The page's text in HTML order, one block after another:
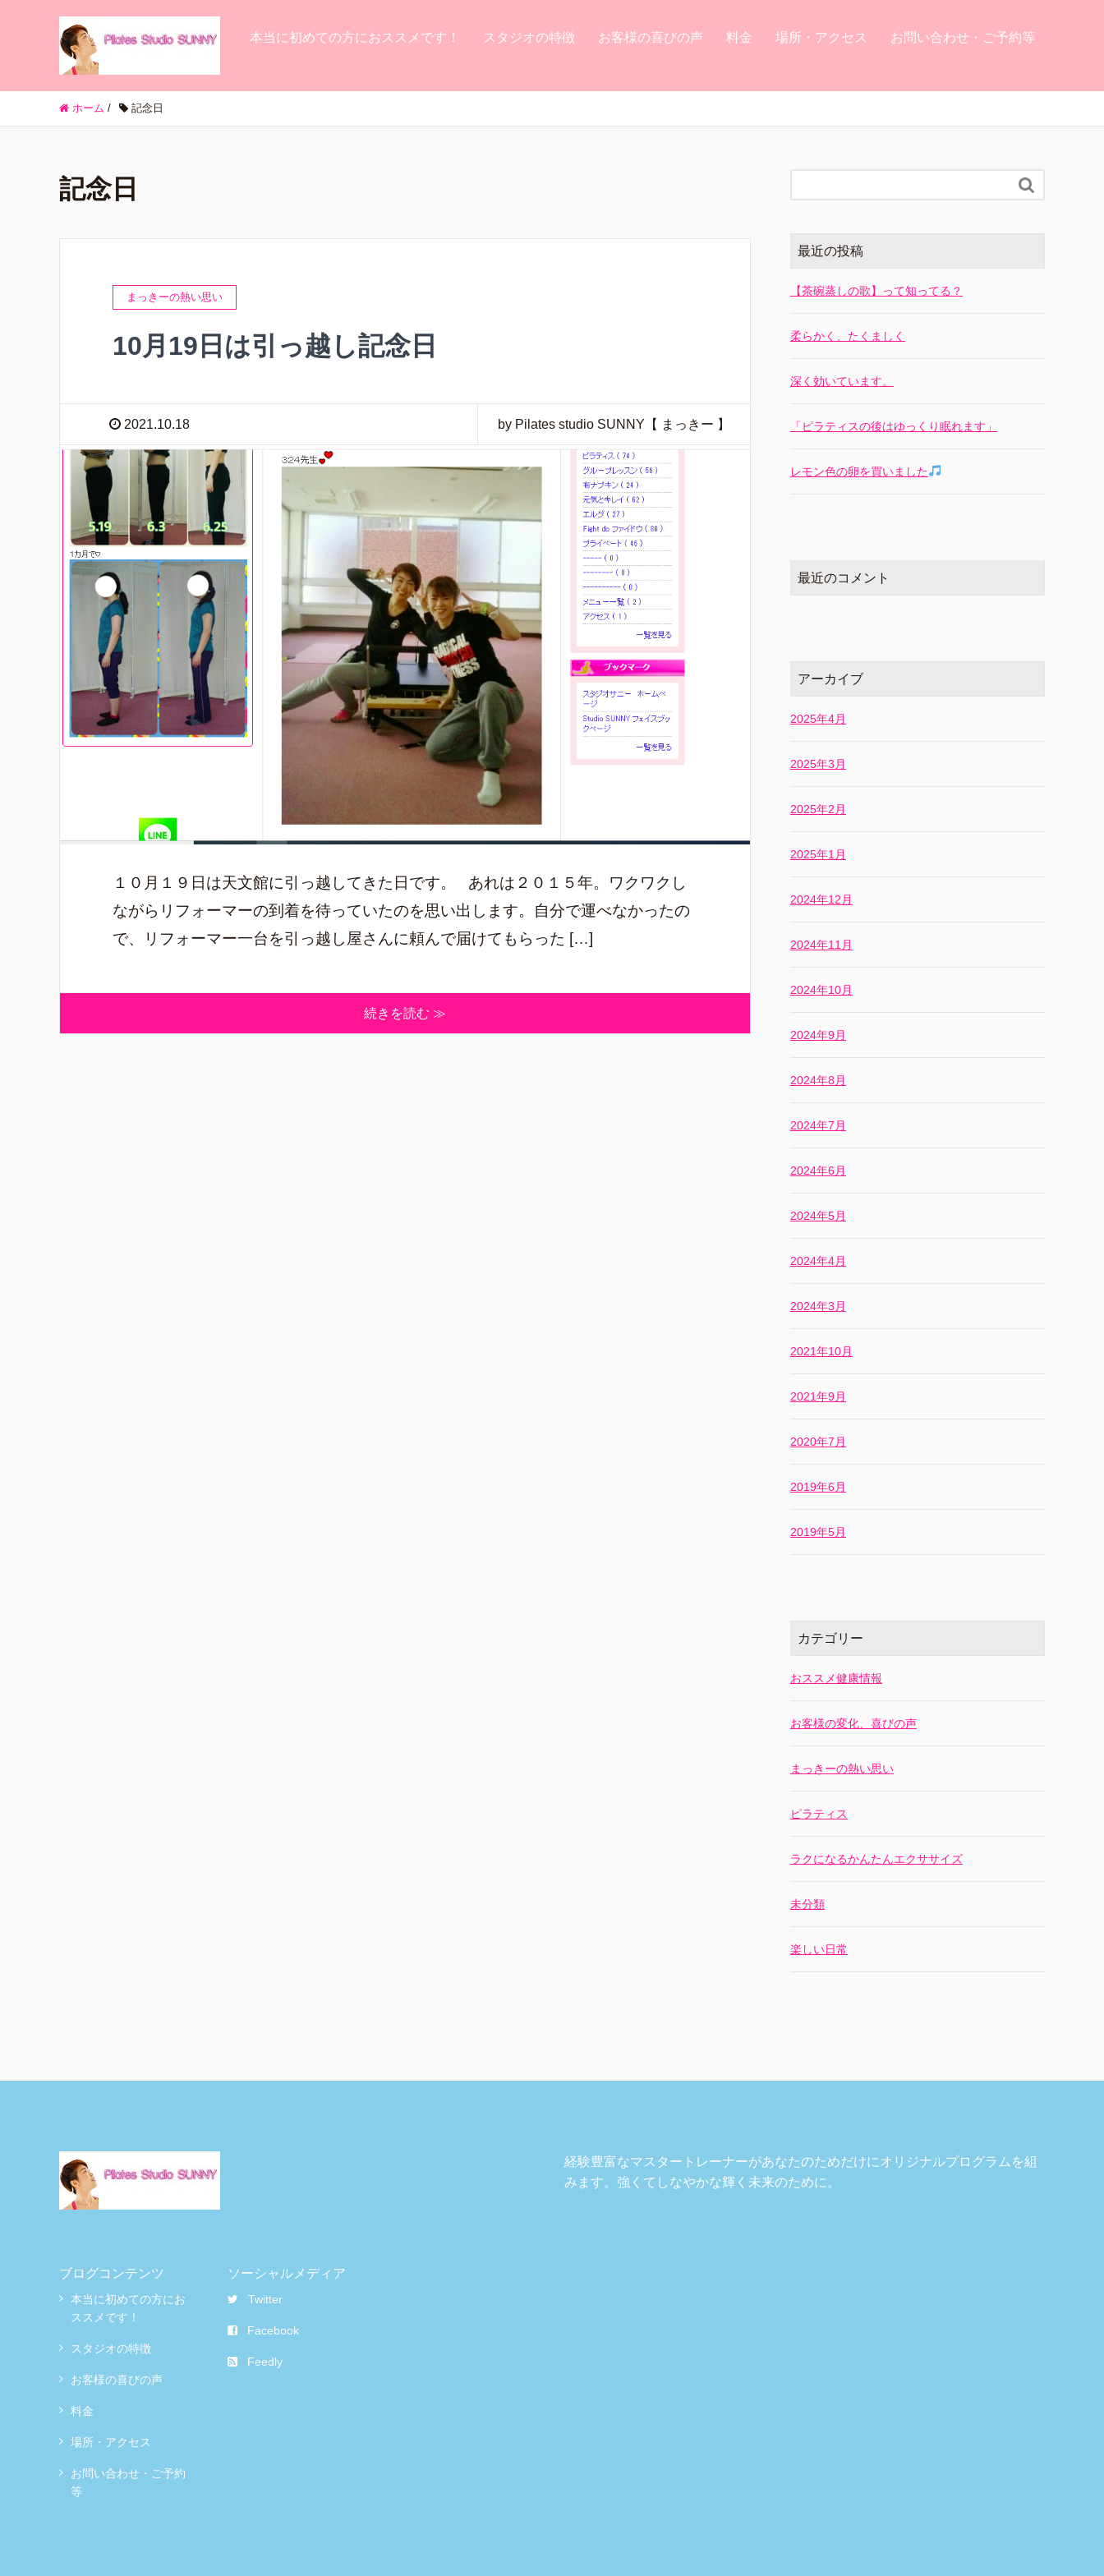
本当に初めての方におススメです！ スタジオの特徴 お客様の喜びの声 料金 場所・アクセス お問い合わせ・ご予約等
ホーム / 記念日
記念日
まっきーの熱い思い
10月19日は引っ越し記念日
2021.10.18 by Pilates studio SUNNY【 まっきー 】
１０月１９日は天文館に引っ越してきた日です。 あれは２０１５年。ワクワクし
ながらリフォーマーの到着を待っていたのを思い出します。自分で運べなかったの
で、リフォーマー一台を引っ越し屋さんに頼んで届けてもらった […]
続きを読む ≫

最近の投稿
【茶碗蒸しの歌】って知ってる？
柔らかく、たくましく
深く効いています。
「ピラティスの後はゆっくり眠れます」
レモン色の卵を買いました
最近のコメント
アーカイブ
2025年4月
2025年3月
2025年2月
2025年1月
2024年12月
2024年11月
2024年10月
2024年9月
2024年8月
2024年7月
2024年6月
2024年5月
2024年4月
2024年3月
2021年10月
2021年9月
2020年7月
2019年6月
2019年5月
カテゴリー
おススメ健康情報
お客様の変化、喜びの声
まっきーの熱い思い
ピラティス
ラクになるかんたんエクササイズ
未分類
楽しい日常
経験豊富なマスタートレーナーがあなたのためだけにオリジナルプログラムを組
みます。強くてしなやかな輝く未来のために。
ブログコンテンツ
本当に初めての方にお
ススメです！
スタジオの特徴
お客様の喜びの声
料金
場所・アクセス
お問い合わせ・ご予約
等
ソーシャルメディア
Twitter
Facebook
Feedly